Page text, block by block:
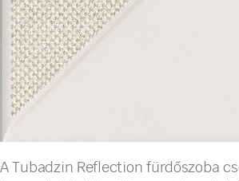
A Tubadzin Reflection fürdőszoba